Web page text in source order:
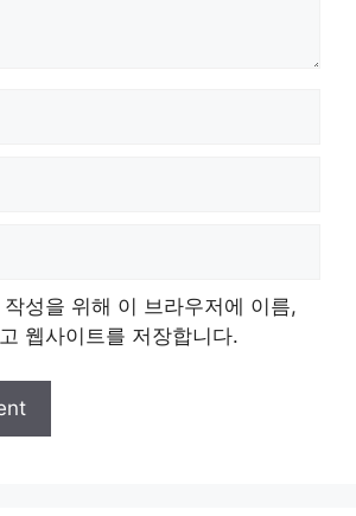
성을 위해 이 브라우저에 이름,
웹사이트를 저장합니다.